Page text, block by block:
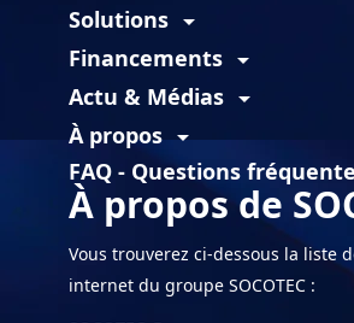
Solutions arrow_drop_down
Financements arrow_drop_down
Actu & Médias arrow_drop_down
À proposarrow_drop_down
FAQ - Questions
À propos de
Vous trouverez ci-dessous la liste
internet du groupe SOCOTEC :